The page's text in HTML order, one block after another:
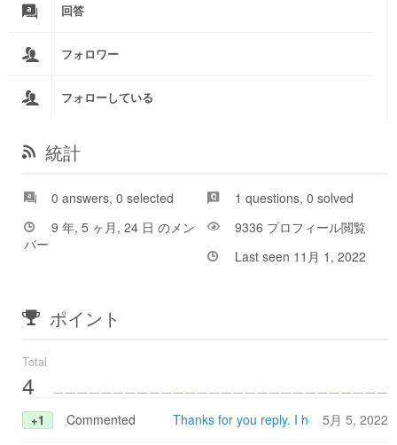
回答
フォロワー
フォローしている
統計
0 answers, 0 selected
1 questions, 0 solved
9 年, 5 ヶ月, 24 日 のメン
バー
9336 プロフィール閲覧
Last seen 11月 1, 2022
ポイント
Total
4
+1 5月 5, 2022
Commented Thanks for you reply. I hope to get the